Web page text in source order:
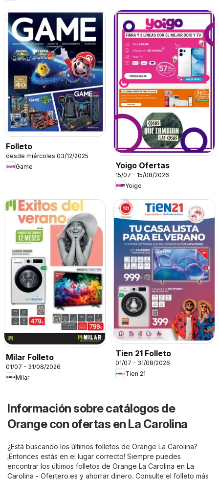
Folleto
desde miércoles 03/12/2025
Game
Yoigo Ofertas
15/07 - 15/08/2026
Yoigo
Milar Folleto
01/07 - 31/08/2026
Milar
Tien 21 Folleto
01/07 - 31/08/2026
Tien 21
Información sobre catálogos de
Orange con ofertas en La Carolina
¿Está buscando los últimos folletos de Orange La Carolina?
¡Entonces estás en el lugar correcto! Siempre puedes
encontrar los últimos folletos de Orange La Carolina en La
Carolina - Ofertero.es y ahorrar dinero. Consulte el folleto más